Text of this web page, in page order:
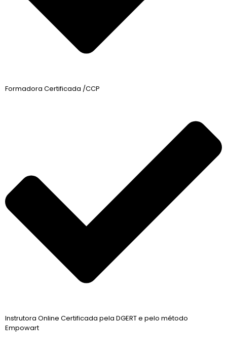
Formadora Certificada /CCP
Instrutora Online Certificada pela DGERT e pelo método
Empowart